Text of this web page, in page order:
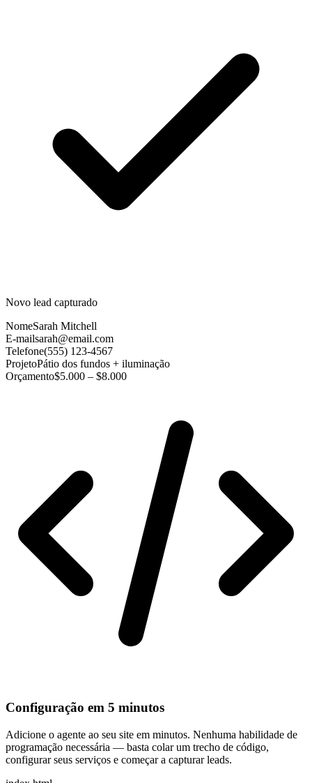
Novo lead capturado
NomeSarah Mitchell
E-mailsarah@email.com
Telefone(555) 123-4567
ProjetoPátio dos fundos + iluminação
Orçamento$5.000 – $8.000
Configuração em 5 minutos
Adicione o agente ao seu site em minutos. Nenhuma habilidade de
programação necessária — basta colar um trecho de código,
configurar seus serviços e começar a capturar leads.